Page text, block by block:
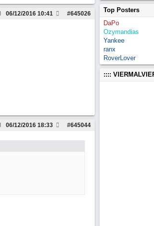
#645026
06/12/2016 10:41
#645044
06/12/2016 18:33
Top Posters
DaPo
Ozymandias
Yankee
ranx
RoverLover
::::